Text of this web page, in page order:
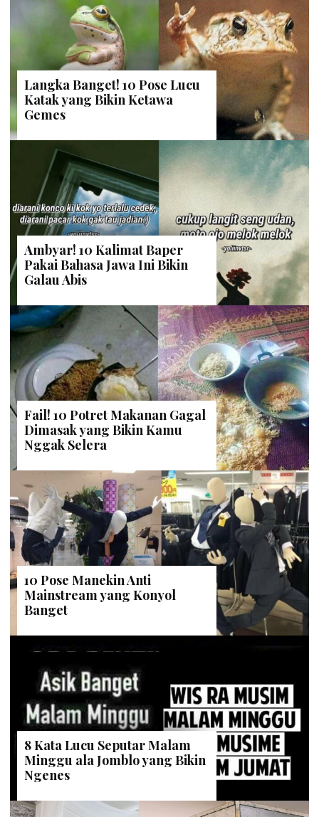
Langka Banget! 10 Pose Lucu
Katak yang Bikin Ketawa
Gemes
Ambyar! 10 Kalimat Baper
Pakai Bahasa Jawa Ini Bikin
Galau Abis
Fail! 10 Potret Makanan Gagal
Dimasak yang Bikin Kamu
Nggak Selera
10 Pose Manekin Anti
Mainstream yang Konyol
Banget
8 Kata Lucu Seputar Malam
Minggu ala Jomblo yang Bikin
Ngenes